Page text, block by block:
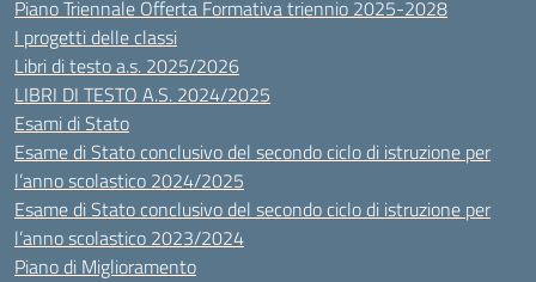
Piano Triennale Offerta Formativa triennio 2025-2028
I progetti delle classi
Libri di testo a.s. 2025/2026
LIBRI DI TESTO A.S. 2024/2025
Esami di Stato
Esame di Stato conclusivo del secondo ciclo di istruzione per
l’anno scolastico 2024/2025
Esame di Stato conclusivo del secondo ciclo di istruzione per
l’anno scolastico 2023/2024
Piano di Miglioramento